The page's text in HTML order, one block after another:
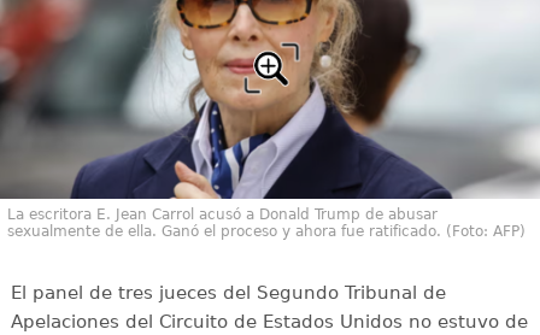
La escritora E. Jean Carrol acusó a Donald Trump de abusar
sexualmente de ella. Ganó el proceso y ahora fue ratificado. (Foto: AFP)
El panel de tres jueces del Segundo Tribunal de
Apelaciones del Circuito de Estados Unidos no estuvo de